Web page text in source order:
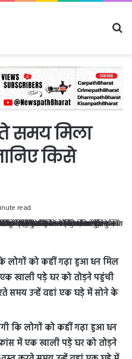
समय मिला
किसे
read
लोगों को कहीं गढ़ा हुआ धन मिल
एक खाली पड़े घर को तोड़ने पहुंची
समय उन्हें वहां एक घड़े में सोने के